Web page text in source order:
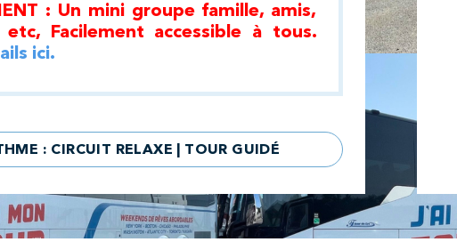
: Un mini groupe famille, amis,
etc, Facilement accessible à tous.
ici.
: CIRCUIT RELAXE | TOUR GUIDÉ